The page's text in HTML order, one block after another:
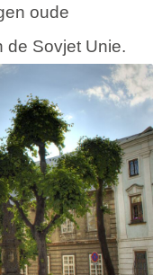
oude
de Sovjet Unie.